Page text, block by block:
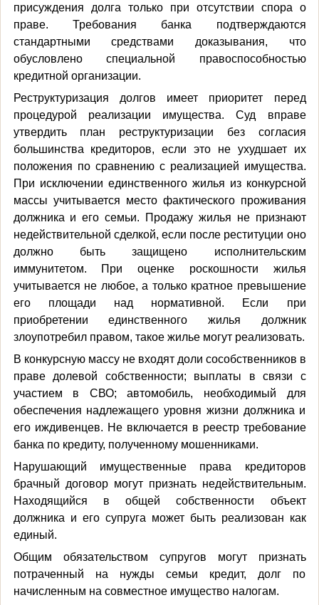
присуждения долга только при отсутствии спора о
праве. Требования банка подтверждаются
стандартными средствами доказывания, что
обусловлено специальной правоспособностью
кредитной организации.
Реструктуризация долгов имеет приоритет перед
процедурой реализации имущества. Суд вправе
утвердить план реструктуризации без согласия
большинства кредиторов, если это не ухудшает их
положения по сравнению с реализацией имущества.
При исключении единственного жилья из конкурсной
массы учитывается место фактического проживания
должника и его семьи. Продажу жилья не признают
недействительной сделкой, если после реституции оно
должно быть защищено исполнительским
иммунитетом. При оценке роскошности жилья
учитывается не любое, а только кратное превышение
его площади над нормативной. Если при
приобретении единственного жилья должник
злоупотребил правом, такое жилье могут реализовать.
В конкурсную массу не входят доли сособственников в
праве долевой собственности; выплаты в связи с
участием в СВО; автомобиль, необходимый для
обеспечения надлежащего уровня жизни должника и
его иждивенцев. Не включается в реестр требование
банка по кредиту, полученному мошенниками.
Нарушающий имущественные права кредиторов
брачный договор могут признать недействительным.
Находящийся в общей собственности объект
должника и его супруга может быть реализован как
единый.
Общим обязательством супругов могут признать
потраченный на нужды семьи кредит, долг по
начисленным на совместное имущество налогам.